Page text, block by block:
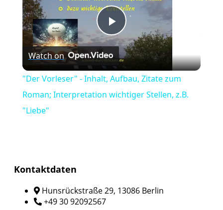
Play
Video
Watch on
"Der Vorleser" - Inhalt, Aufbau, Zitate zum
Roman; Interpretation wichtiger Stellen, z.B.
"Liebe"
Kontaktdaten
Hunsrückstraße 29, 13086 Berlin
+49 30 92092567